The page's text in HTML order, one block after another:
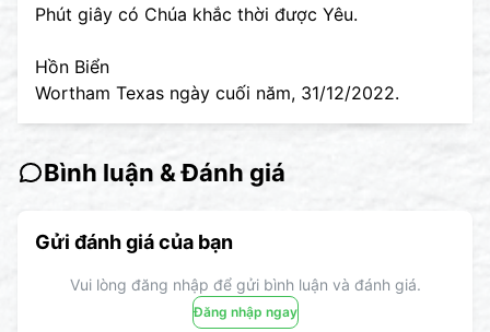
Phút giây có Chúa khắc thời được Yêu.
Hồn Biển
Wortham Texas ngày cuối năm, 31/12/2022.
Bình luận & Đánh giá
Gửi đánh giá của bạn
Vui lòng đăng nhập để gửi bình luận và đánh giá.
Đăng nhập ngay